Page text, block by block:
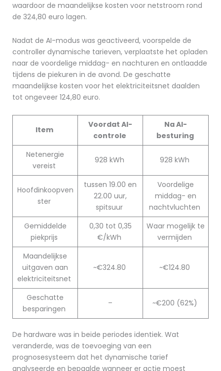
waardoor de maandelijkse kosten voor netstroom rond
de 324,80 euro lagen.
Nadat de AI-modus was geactiveerd, voorspelde de
controller dynamische tarieven, verplaatste het opladen
naar de voordelige middag- en nachturen en ontlaadde
tijdens de piekuren in de avond. De geschatte
maandelijkse kosten voor het elektriciteitsnet daalden
tot ongeveer 124,80 euro.
Item
Voordat AI-
controle
Na AI-
besturing
Netenergie
vereist
928 kWh 928 kWh
Hoofdinkoopven
ster
tussen 19.00 en
22.00 uur,
spitsuur
Voordelige
middag- en
nachtvluchten
Gemiddelde
piekprijs
0,30 tot 0,35
€/kWh
Waar mogelijk te
vermijden
Maandelijkse
uitgaven aan
elektriciteitsnet
~€324.80 ~€124.80
Geschatte
besparingen
– ~€200 (62%)
De hardware was in beide periodes identiek. Wat
veranderde, was de toevoeging van een
prognosesysteem dat het dynamische tarief
analyseerde en bepaalde wanneer er actie moest